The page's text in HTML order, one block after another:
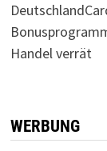
Handel verrät
WERBUNG